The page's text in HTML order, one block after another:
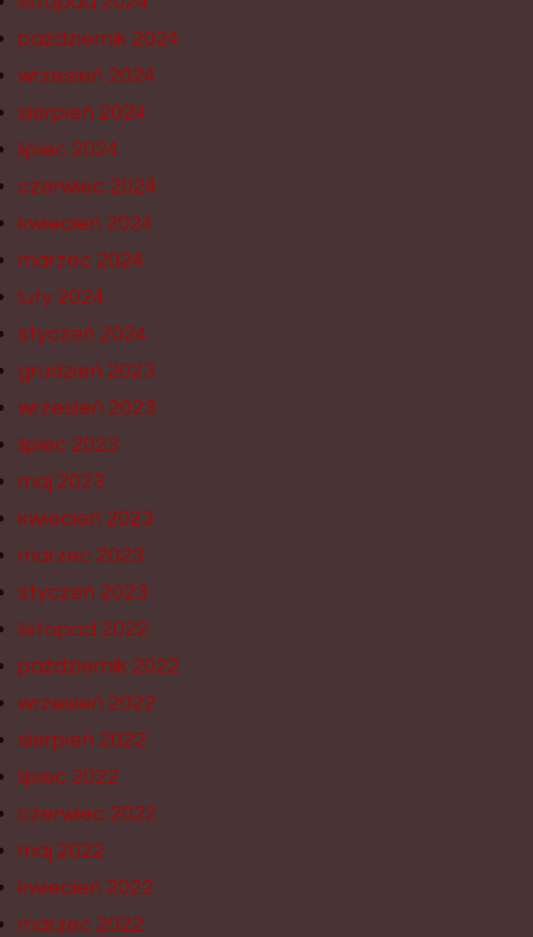
październik 2024
wrzesień 2024
sierpień 2024
lipiec 2024
czerwiec 2024
kwiecień 2024
marzec 2024
luty 2024
styczeń 2024
grudzień 2023
wrzesień 2023
lipiec 2023
maj 2023
kwiecień 2023
marzec 2023
styczeń 2023
listopad 2022
październik 2022
wrzesień 2022
sierpień 2022
lipiec 2022
czerwiec 2022
maj 2022
kwiecień 2022
marzec 2022